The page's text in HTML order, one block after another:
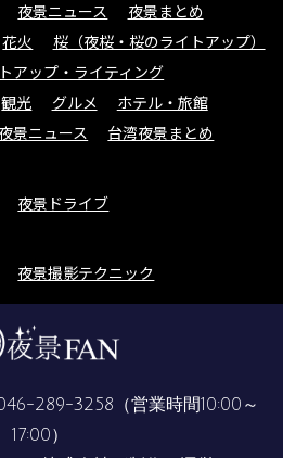
夜景ニュース
夜景まとめ
花火
桜（夜桜・桜のライトアップ）
アップ・ライティング
観光 グルメ
ホテル・旅館
景ニュース 台湾夜景まとめ
夜景ドライブ
夜景撮影テクニック
289-3258 （営業時間10:00～
17:00）